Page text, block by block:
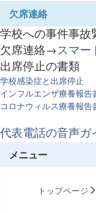
欠席連絡
学校への事件事
欠席連絡→スマー
出席停止の書類
学校感染症と出席停止
インフルエンザ療養報告
コロナウィルス療養報告
代表電話の音声ガ
メニュー
トップページ